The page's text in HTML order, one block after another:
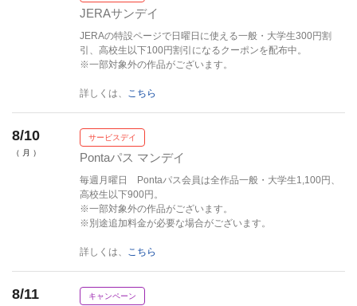
JERAサンデイ
JERAの特設ページで日曜日に使える一般・大学生300円割
引、高校生以下100円割引になるクーポンを配布中。
※一部対象外の作品がございます。
詳しくは、 こちら
8/10
（ 月 ）
サービスデイ
Pontaパス マンデイ
毎週月曜日 Pontaパス会員は全作品一般・大学生1,100円、
高校生以下900円。
※一部対象外の作品がございます。
※別途追加料金が必要な場合がございます。
詳しくは、 こちら
8/11 キャンペーン